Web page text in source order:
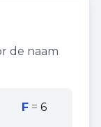
de naam
F =6